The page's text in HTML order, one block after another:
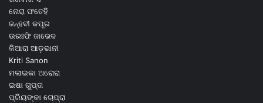
ନୋରା ଫତେହି
ଜନ୍ହବୀ କପୂର
ଉରଃଫି ଜାଭେଦ
କିଆରା ଆଡ଼ଭାନୀ
Kriti Sanon
ମଲାଇକା ଅରୋରା
ଇଷା ଗୁପ୍ତା
ପ୍ରିୟଙ୍କା ଚୋପ୍ରା